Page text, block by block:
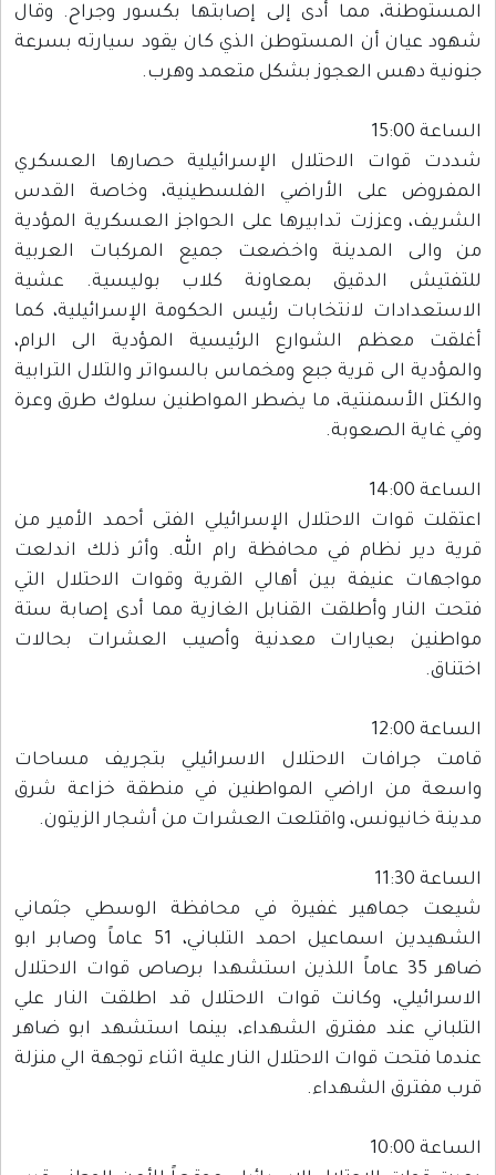
المستوطنة، مما أدى إلى إصابتها بكسور وجراح. وقال
شهود عيان أن المستوطن الذي كان يقود سيارته بسرعة
جنونية دهس العجوز بشكل متعمد وهرب.
الساعة 15:00
شددت قوات الاحتلال الإسرائيلية حصارها العسكري
المفروض على الأراضي الفلسطينية، وخاصة القدس
الشريف، وعززت تدابيرها على الحواجز العسكرية المؤدية
من والى المدينة واخضعت جميع المركبات العربية
للتفتيش الدقيق بمعاونة كلاب بوليسية. عشية
الاستعدادات لانتخابات رئيس الحكومة الإسرائيلية، كما
أغلقت معظم الشوارع الرئيسية المؤدية الى الرام،
والمؤدية الى قرية جبع ومخماس بالسواتر والتلال الترابية
والكتل الأسمنتية، ما يضطر المواطنين سلوك طرق وعرة
وفي غاية الصعوبة.
الساعة 14:00
اعتقلت قوات الاحتلال الإسرائيلي الفتى أحمد الأمير من
قرية دير نظام في محافظة رام الله. وأثر ذلك اندلعت
مواجهات عنيفة بين أهالي القرية وقوات الاحتلال التي
فتحت النار وأطلقت القنابل الغازية مما أدى إصابة ستة
مواطنين بعيارات معدنية وأصيب العشرات بحالات
اختناق.
الساعة 12:00
قامت جرافات الاحتلال الاسرائيلي بتجريف مساحات
واسعة من اراضي المواطنين في منطقة خزاعة شرق
مدينة خانيونس، واقتلعت العشرات من أشجار الزيتون.
الساعة 11:30
شيعت جماهير غفيرة في محافظة الوسطي جثماني
الشهيدين اسماعيل احمد التلباني، 51 عاماً وصابر ابو
ضاهر 35 عاماً اللذين استشهدا برصاص قوات الاحتلال
الاسرائيلي، وكانت قوات الاحتلال قد اطلقت النار علي
التلباني عند مفترق الشهداء، بينما استشهد ابو ضاهر
عندما فتحت قوات الاحتلال النار علية اثناء توجهة الي منزلة
قرب مفترق الشهداء.
الساعة 10:00